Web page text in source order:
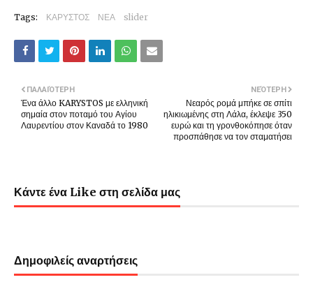
Tags: ΚΑΡΥΣΤΟΣ ΝΕΑ slider
ΝΕΌΤΕΡΗ
Νεαρός ρομά μπήκε σε σπίτι
ηλικιωμένης στη Λάλα, έκλεψε 350
ευρώ και τη γρονθοκόπησε όταν
προσπάθησε να τον σταματήσει
ΠΑΛΑΙΌΤΕΡΗ
Ένα άλλο KARYSTOS με ελληνική
σημαία στον ποταμό του Αγίου
Λαυρεντίου στον Καναδά το 1980
Κάντε ένα Like στη σελίδα μας
Δημοφιλείς αναρτήσεις